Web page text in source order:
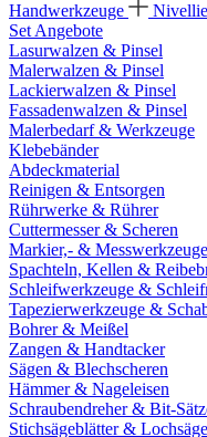
Handwerkzeuge
Set Angebote
Lasurwalzen & Pinsel
Malerwalzen & Pinsel
Lackierwalzen & Pinsel
Fassadenwalzen & Pinsel
Malerbedarf & Werkzeuge
Klebebänder
Abdeckmaterial
Reinigen & Entsorgen
Rührwerke & Rührer
Cuttermesser & Scheren
Markier,- & Messwerkzeuge
Spachteln, Kellen &
Schleifwerkzeuge &
Tapezierwerkzeuge &
Bohrer & Meißel
Zangen & Handtacker
Sägen & Blechscheren
Hämmer & Nageleisen
Schraubendreher & Bit-
Stichsägeblätter &